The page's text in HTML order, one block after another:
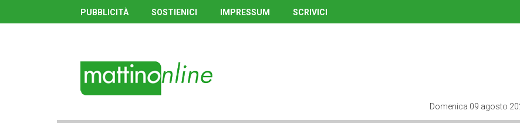
PUBBLICITÀ SOSTIENICI IMPRESSUM SCRIVICI
Domenica 09 agosto